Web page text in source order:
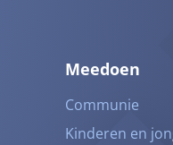
Meedoen
Communie
Kinderen en